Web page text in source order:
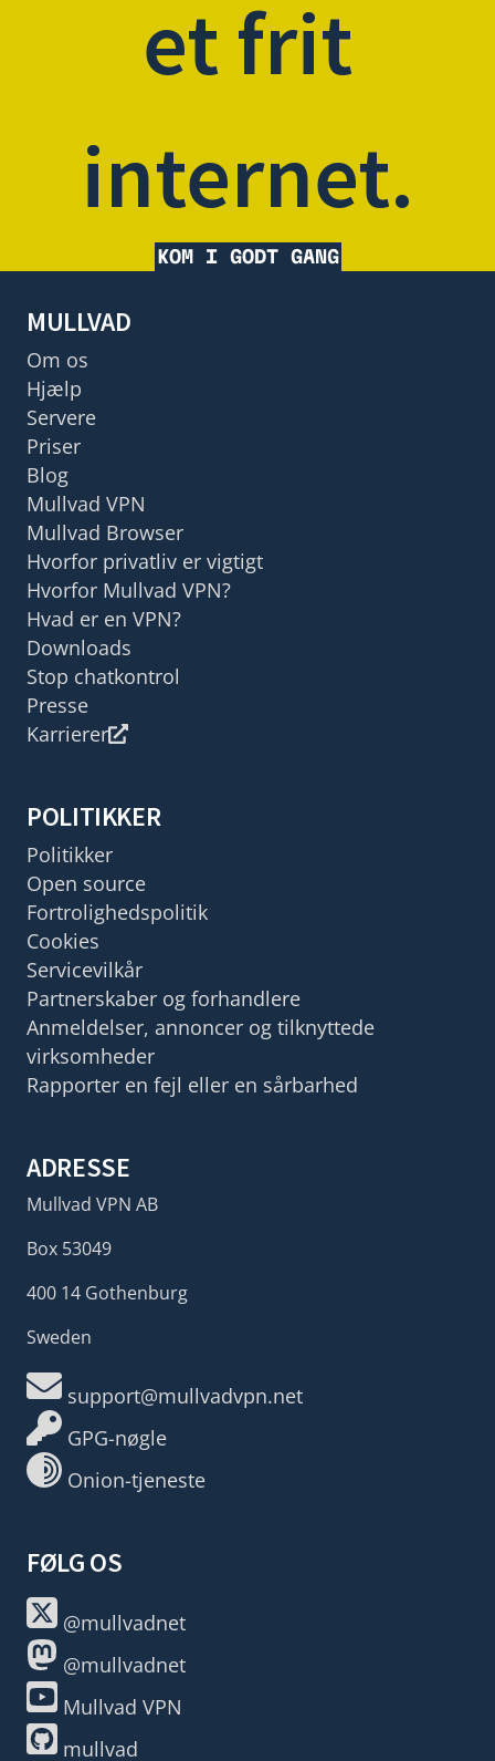
et frit
internet.
KOM I GODT GANG
MULLVAD
Om os
Hjælp
Servere
Priser
Blog
Mullvad VPN
Mullvad Browser
Hvorfor privatliv er vigtigt
Hvorfor Mullvad VPN?
Hvad er en VPN?
Downloads
Stop chatkontrol
Presse
Karrierer
POLITIKKER
Politikker
Open source
Fortrolighedspolitik
Cookies
Servicevilkår
Partnerskaber og forhandlere
Anmeldelser, annoncer og tilknyttede
virksomheder
Rapporter en fejl eller en sårbarhed
ADRESSE
Mullvad VPN AB
Box 53049
400 14 Gothenburg
Sweden
support@mullvadvpn.net
GPG-nøgle
Onion-tjeneste
FØLG OS
@mullvadnet
@mullvadnet
Mullvad VPN
mullvad